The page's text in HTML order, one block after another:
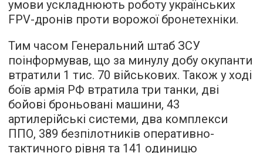
умови ускладнюють роботу українських
FPV-дронів проти ворожої бронетехніки.
Тим часом Генеральний штаб ЗСУ
поінформував, що за минулу добу окупанти
втратили 1 тис. 70 військових. Також у ході
боїв армія РФ втратила три танки, дві
бойові броньовані машини, 43
артилерійські системи, два комплекси
ППО, 389 безпілотників оперативно-
тактичного рівня та 141 одиницю